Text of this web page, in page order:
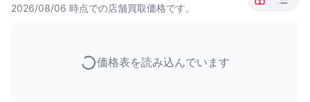
2026/08/06 時点での店舗買取価格です。
価格表を読み込んでいます